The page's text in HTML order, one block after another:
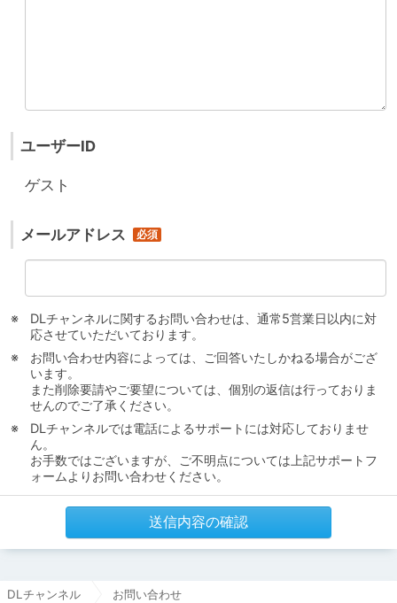
ユーザーID
ゲスト
メールアドレス
DLチャンネルに関するお問い合わせは、通常5営業日以内に対
応させていただいております。
お問い合わせ内容によっては、ご回答いたしかねる場合がござ
います。
また削除要請やご要望については、個別の返信は行っておりま
せんのでご了承ください。
DLチャンネルでは電話によるサポートには対応しておりませ
ん。
お手数ではございますが、ご不明点については上記サポートフ
ォームよりお問い合わせください。
送信内容の確認
DLチャンネル お問い合わせ